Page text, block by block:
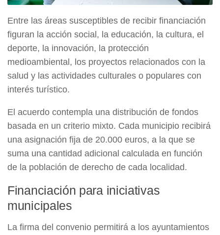
Entre las áreas susceptibles de recibir financiación
figuran la acción social, la educación, la cultura, el
deporte, la innovación, la protección
medioambiental, los proyectos relacionados con la
salud y las actividades culturales o populares con
interés turístico.
El acuerdo contempla una distribución de fondos
basada en un criterio mixto. Cada municipio recibirá
una asignación fija de 20.000 euros, a la que se
suma una cantidad adicional calculada en función
de la población de derecho de cada localidad.
Financiación para iniciativas
municipales
La firma del convenio permitirá a los ayuntamientos